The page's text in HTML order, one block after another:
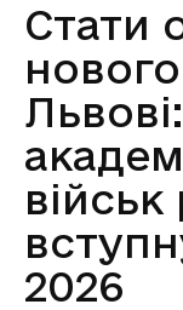
Стати
2026